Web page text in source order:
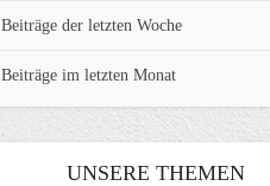
Beiträge der letzten Woche
Beiträge im letzten Monat
UNSERE THEMEN